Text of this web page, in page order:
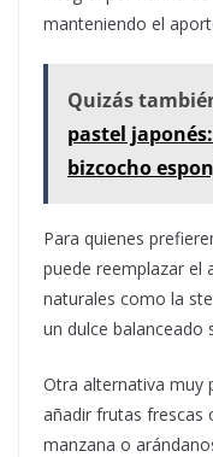
manteniendo el
Quizás
pastel
bizcocho
Para quienes
puede reemplazar el
naturales como la
un dulce balanceado
Otra alternativa muy
añadir frutas frescas
manzana o